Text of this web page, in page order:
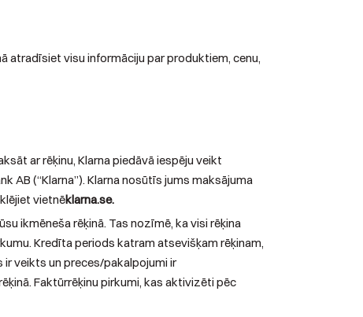
visu informāciju par produktiem, cenu,
ar rēķinu, Klarna piedāvā iespēju veikt
AB (“Klarna”). Klarna nosūtīs jums maksājuma
vietnēklarna.se.
ikmēneša rēķinā. Tas nozīmē, ka visi rēķina
Kredīta periods katram atsevišķam rēķinam,
veikts un preces/pakalpojumi ir
Faktūrrēķinu pirkumi, kas aktivizēti pēc